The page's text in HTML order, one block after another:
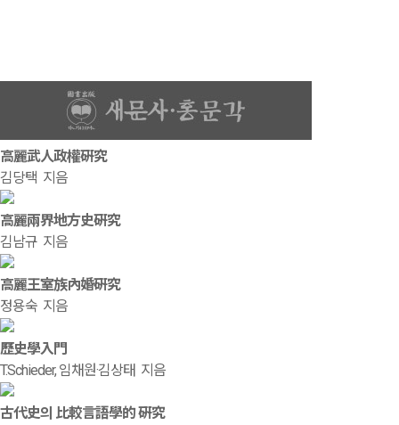
高麗武人政權硏究
김당택 지음
高麗兩界地方史硏究
김남규 지음
高麗王室族內婚硏究
정용숙 지음
歷史學入門
T.Schieder, 임채원·김상태 지음
古代史의 比較言語學的 硏究